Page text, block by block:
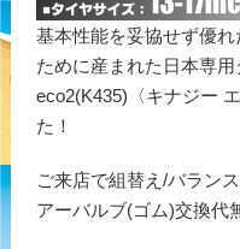
基本性能を妥協せず優
ために産まれた日本専
eco2(K435)〈キナジー
た！
ご来店で組替え/バラン
アーバルブ(ゴム)交換代